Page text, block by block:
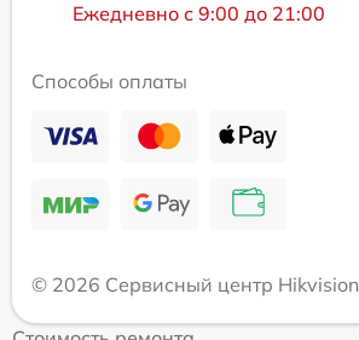
Ежедневно с 9:00 до 21:00
Способы оплаты
© 2026 Сервисный центр Hikvision